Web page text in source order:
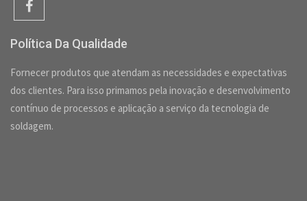
Política Da Qualidade
Fornecer produtos que atendam as necessidades e expectativas
dos clientes. Para isso primamos pela inovação e desenvolvimento
contínuo de processos e aplicação a serviço da tecnologia de
soldagem.